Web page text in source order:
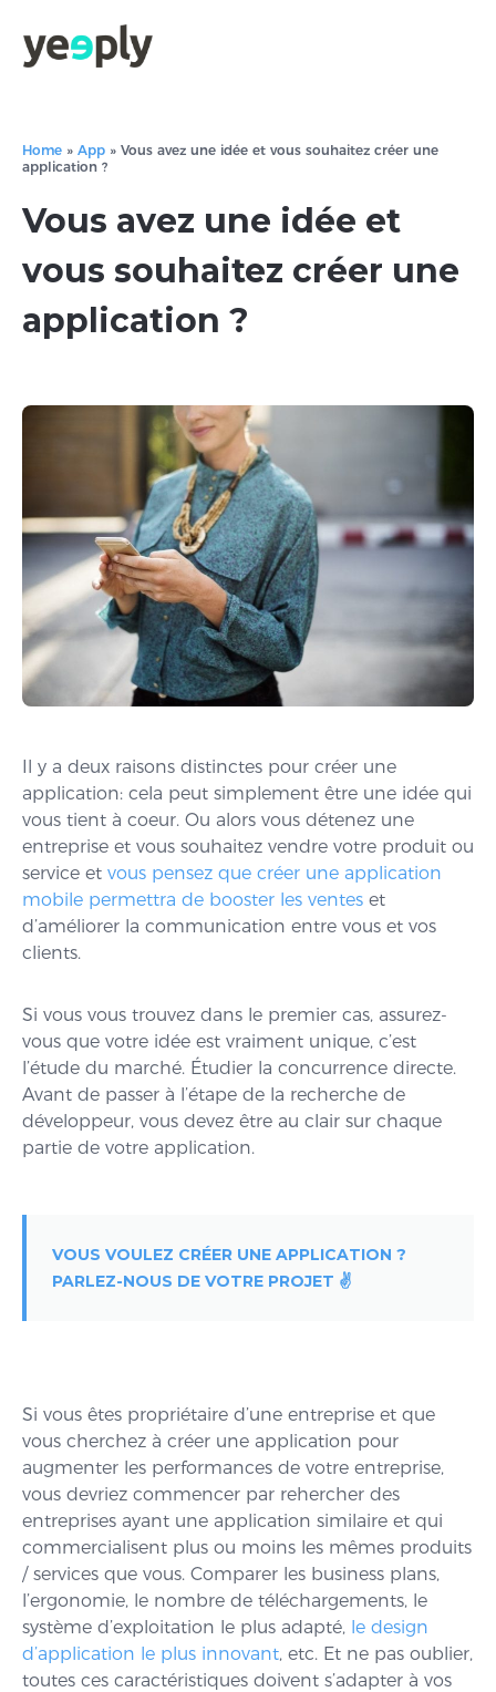
Home » App » Vous avez une idée et vous souhaitez créer une
application ?
Vous avez une idée et
vous souhaitez créer une
application ?
Il y a deux raisons distinctes pour créer une
application: cela peut simplement être une idée qui
vous tient à coeur. Ou alors vous détenez une
entreprise et vous souhaitez vendre votre produit ou
service et vous pensez que créer une application
mobile permettra de booster les ventes et
d’améliorer la communication entre vous et vos
clients.
Si vous vous trouvez dans le premier cas, assurez-
vous que votre idée est vraiment unique, c’est
l’étude du marché. Étudier la concurrence directe.
Avant de passer à l’étape de la recherche de
développeur, vous devez être au clair sur chaque
partie de votre application.
VOUS VOULEZ CRÉER UNE APPLICATION ?
PARLEZ-NOUS DE VOTRE PROJET ✌️
Si vous êtes propriétaire d’une entreprise et que
vous cherchez à créer une application pour
augmenter les performances de votre entreprise,
vous devriez commencer par rehercher des
entreprises ayant une application similaire et qui
commercialisent plus ou moins les mêmes produits
/ services que vous. Comparer les business plans,
l’ergonomie, le nombre de téléchargements, le
système d’exploitation le plus adapté, le design
d’application le plus innovant, etc. Et ne pas oublier,
toutes ces caractéristiques doivent s’adapter à vos